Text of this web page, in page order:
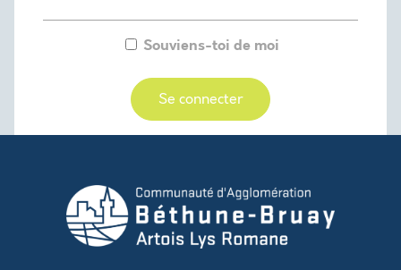
Souviens-toi de moi